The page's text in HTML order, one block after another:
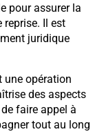
pour assurer la
reprise. Il est
juridique
une opération
des aspects
faire appel à
tout au long